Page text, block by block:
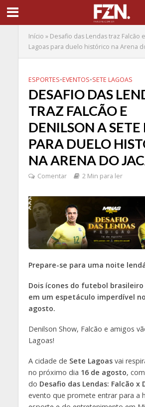
Início » Desafio das Lendas traz Falcão
Lagoas para duelo histórico na Arena
ESPORTES•EVENTOS•SETE LAGOAS
DESAFIO DAS
TRAZ FALCÃO E
DENILSON A SETE
PARA DUELO
NA ARENA DO
Comentar 2 Min para ler
Prepare-se para uma noite
Dois ícones do futebol
em um espetáculo imperdível
agosto.
Denilson Show, Falcão e amigos
Lagoas!
A cidade de Sete Lagoasvai
no próximo dia 16 de agosto,
do Desafio das Lendas: Falcão x
evento que promete entrar para a